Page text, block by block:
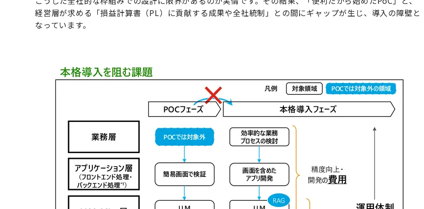
経営層が求める「損益計算書（PL）に貢献する成果や全社統制」との間にギャップが生じ、導入の障壁と
なっています。